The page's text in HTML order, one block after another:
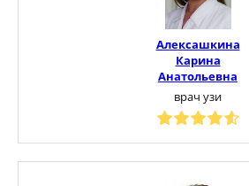
Алексашкина
Карина
Анатольевна
врач узи